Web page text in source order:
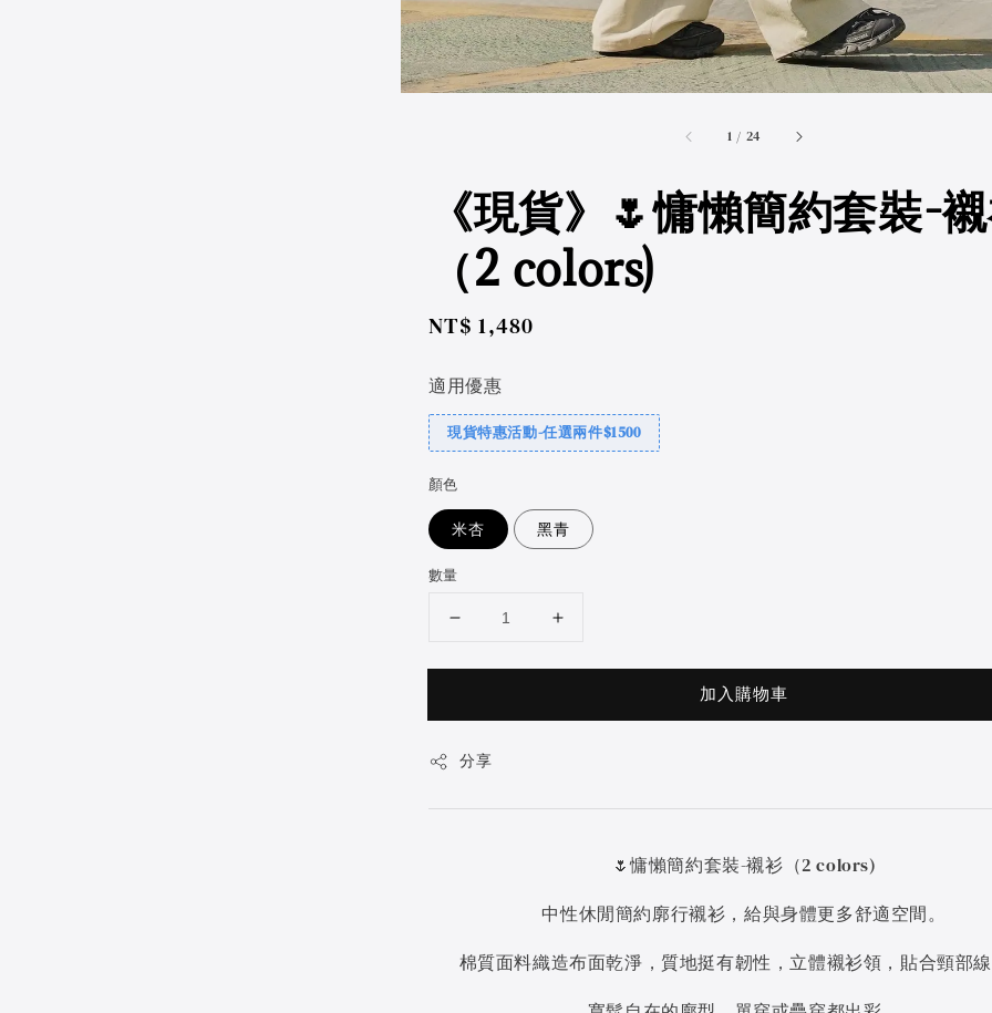
1 / accessibility.of
24
《現貨》🌷慵懶簡約套裝-
（2 colors)
Regular
NT$ 1,480
適用優惠
現貨特惠活動-任選兩件$1500
顏色
米杏 黑青
數量
加入購物車
分享
🌷慵懶簡約套裝-襯衫（2 colors)
中性休閒簡約廓行襯衫，給與身體更多舒適空間。
棉質面料織造布面乾淨，質地挺有韌性，立體襯衫領，貼合頸部